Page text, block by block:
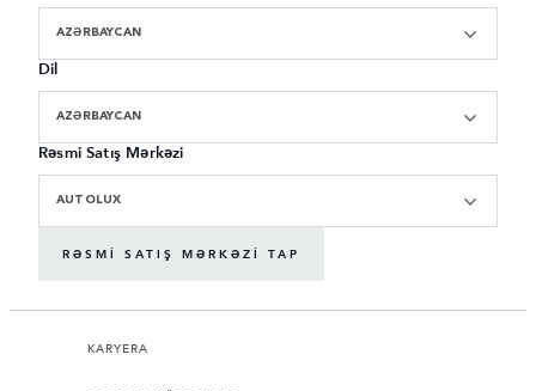
AZƏRBAYCAN
Dil
AZƏRBAYCAN
Rəsmi Satış Mərkəzi
AUTOLUX
RƏSMI SATIŞ MƏRKƏZI TAP
KARYERA